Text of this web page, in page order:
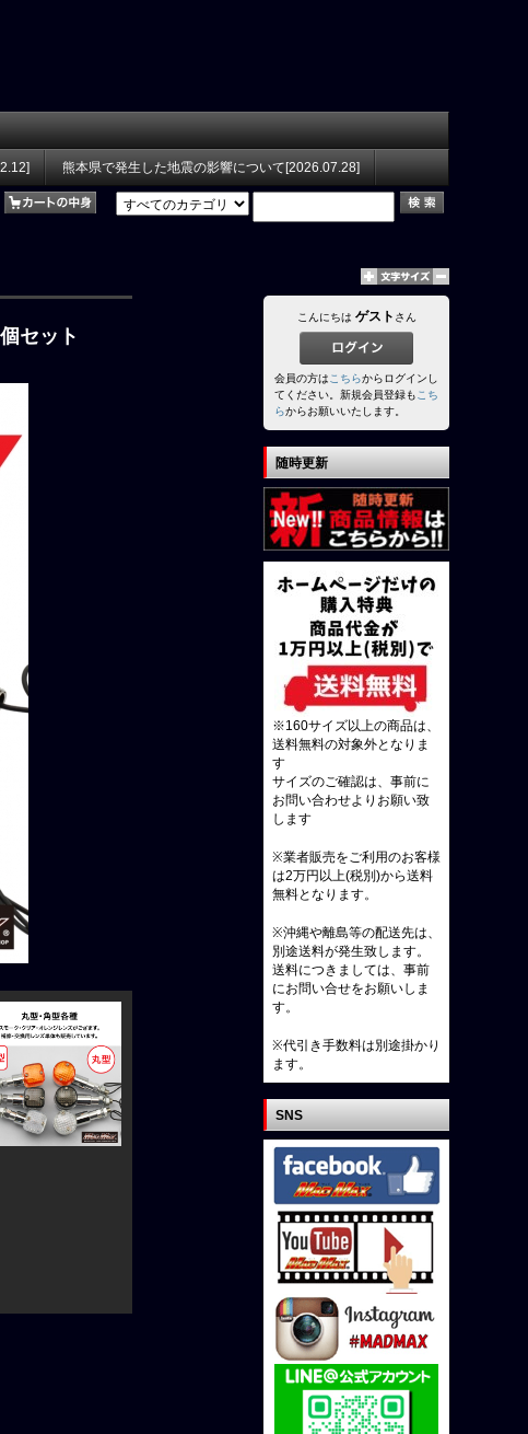
熊本県で発生した地震の影響について[2026.07.28]
セット
こんにちは ゲスト さん
会員の方はこちらからログインし
てください。新規会員登録もこち
らからお願いいたします。
随時更新
※160サイズ以上の商品は、
送料無料の対象外となりま
す
サイズのご確認は、事前に
お問い合わせよりお願い致
します
※業者販売をご利用のお客様
は2万円以上(税別)から送料
無料となります。
※沖縄や離島等の配送先は、
別途送料が発生致します。
送料につきましては、事前
にお問い合せをお願いしま
す。
※代引き手数料は別途掛かり
ます。
SNS